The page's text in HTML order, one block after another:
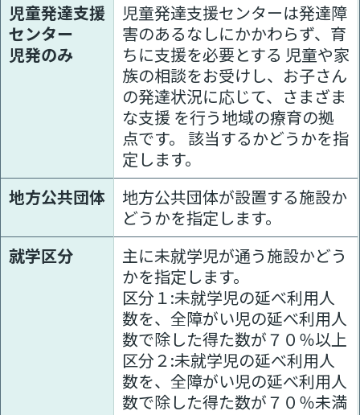
児童発達支援
センター
児発のみ
児童発達支援センターは発達障
害のあるなしにかかわらず、育
ちに支援を必要とする 児童や家
族の相談をお受けし、お子さん
の発達状況に応じて、さまざま
な支援 を行う地域の療育の拠
点です。 該当するかどうかを指
定します。
地方公共団体
地方公共団体が設置する施設か
どうかを指定します。
就学区分
主に未就学児が通う施設かどう
かを指定します。
区分１:未就学児の延べ利用人
数を、全障がい児の延べ利用人
数で除した得た数が７０％以上
区分２:未就学児の延べ利用人
数を、全障がい児の延べ利用人
数で除した得た数が７０％未満